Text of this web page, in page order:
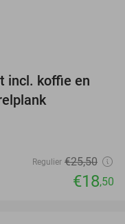
27%
incl. koffie en
Regulier €25,50
€18,50